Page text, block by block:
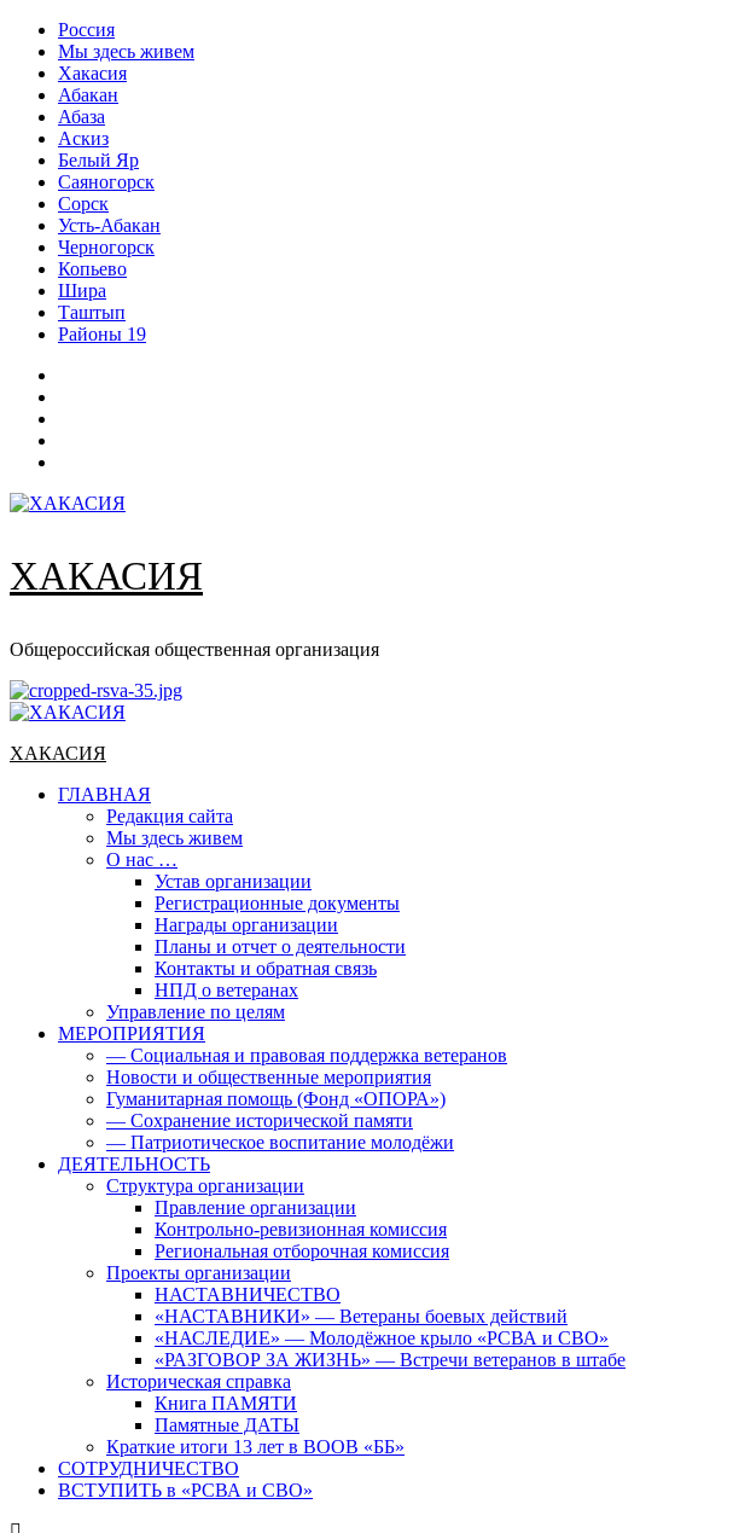
Перейти
содержимому
Россия
Мы здесь живем
Хакасия
Абакан
Абаза
Аскиз
Белый Яр
Саяногорск
Сорск
Усть-Абакан
Черногорск
Копьево
Шира
Таштып
Районы 19
ХАКАСИЯ
Общероссийская общественная организация
Основное
ХАКАСИЯ
ГЛАВНАЯ
Редакция сайта
Мы здесь живем
О нас …
Устав организации
Регистрационные документы
Награды организации
Планы и отчет о деятельности
Контакты и обратная связь
НПД о ветеранах
Управление по целям
МЕРОПРИЯТИЯ
— Социальная и правовая поддержка ветеранов
Новости и общественные мероприятия
Гуманитарная помощь (Фонд «ОПОРА»)
— Сохранение исторической памяти
— Патриотическое воспитание молодёжи
ДЕЯТЕЛЬНОСТЬ
Структура организации
Правление организации
Контрольно-ревизионная комиссия
Региональная отборочная комиссия
Проекты организации
НАСТАВНИЧЕСТВО
«НАСТАВНИКИ» — Ветераны боевых действий
«НАСЛЕДИЕ» — Молодёжное крыло «РСВА и СВО»
«РАЗГОВОР ЗА ЖИЗНЬ» — Встречи ветеранов в штабе
Историческая справка
Книга ПАМЯТИ
Памятные ДАТЫ
Краткие итоги 13 лет в ВООВ «ББ»
СОТРУДНИЧЕСТВО
ВСТУПИТЬ в «РСВА и СВО»